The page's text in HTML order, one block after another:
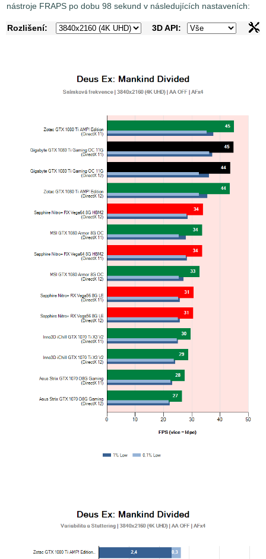
nástroje FRAPS po dobu 98 sekund v následujících nastaveních:
Rozlišení: 3D API: